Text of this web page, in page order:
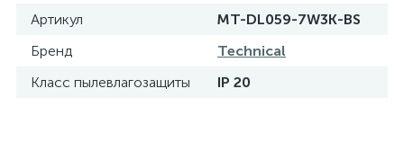
Артикул
MT-DL059-7W3K-BS
Бренд
Technical
Класс пылевлагозащиты
IP 20